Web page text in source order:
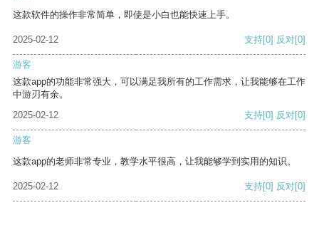
这款软件的操作非常简单，即使是小白也能快速上手。
2025-02-12 支持[0] 反对[0]
游客
这款app的功能非常强大，可以满足我所有的工作需求，让我能够在工作
中游刃有余。
2025-02-12
支持[0] 反对[0]
游客
这款app的老师非常专业，教学水平很高，让我能够学到实用的知识。
2025-02-12 支持[0] 反对[0]